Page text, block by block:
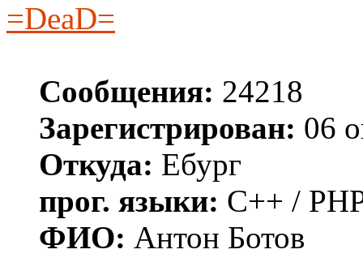
=DeaD=
Сообщения: 24218
Зарегистрирован: 06
Откуда: Ебург
прог. языки: C++ /
ФИО: Антон Ботов